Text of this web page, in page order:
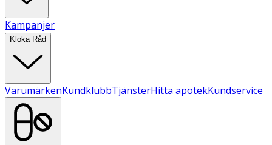
Kampanjer
Kloka Råd
VarumärkenKundklubbTjänsterHitta apotekKundservice